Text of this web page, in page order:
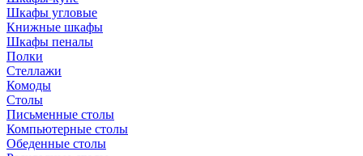
Шкафы угловые
Книжные шкафы
Шкафы пеналы
Полки
Стеллажи
Комоды
Столы
Письменные столы
Компьютерные столы
Обеденные столы